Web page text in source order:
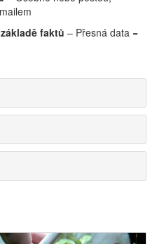
faktů – Přesná data =